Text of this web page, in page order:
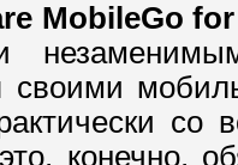
MobileGo
своими
конечно,